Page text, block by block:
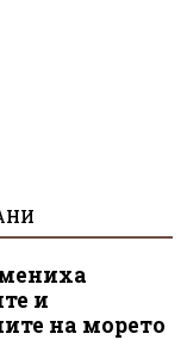
и
на морето